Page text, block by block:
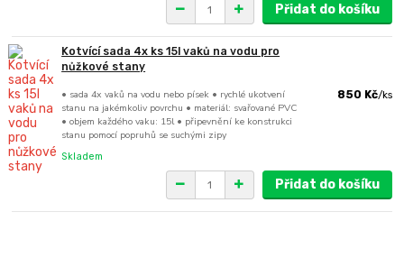
Přidat do košíku
Kotvící sada 4x ks 15l vaků na vodu pro
nůžkové stany
• sada 4x vaků na vodu nebo písek • rychlé ukotvení
stanu na jakémkoliv povrchu • materiál: svařované PVC
• objem každého vaku: 15l • připevnění ke konstrukci
stanu pomocí popruhů se suchými zipy
850 Kč/ks
Skladem
Přidat do košíku